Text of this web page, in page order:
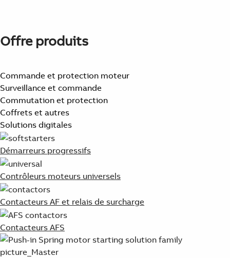
Offre produits
Commande et protection moteur
Surveillance et commande
Commutation et protection
Coffrets et autres
Solutions digitales
Démarreurs progressifs
Contrôleurs moteurs universels
Contacteurs AF et relais de surcharge
Contacteurs AFS